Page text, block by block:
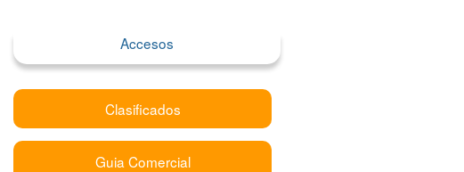
Accesos
Clasificados
Guia Comercial